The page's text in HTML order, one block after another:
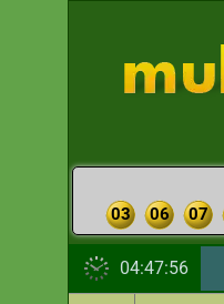
03
06 07
04:47:57